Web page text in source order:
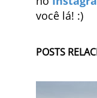
você lá! :)
POSTS